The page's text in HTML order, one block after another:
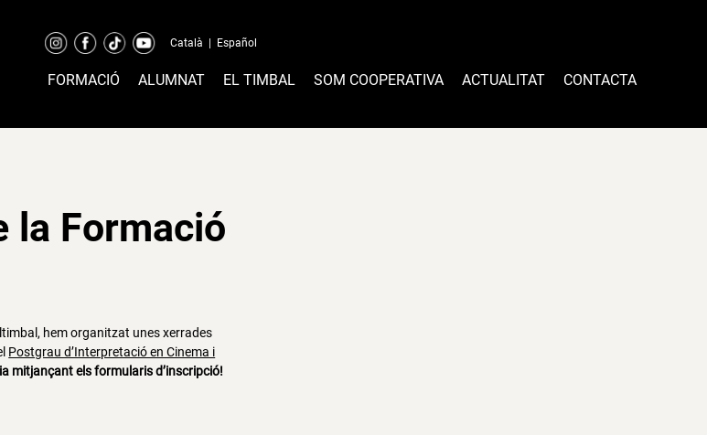
Català Español
FORMACIÓ ALUMNAT EL TIMBAL SOM COOPERATIVA ACTUALITAT CONTACTA
la Formació
hem organitzat unes xerrades
Postgrau d’Interpretació en Cinema i
mitjançant els formularis d’inscripció!